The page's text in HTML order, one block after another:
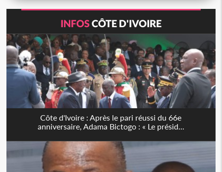
INFOSCÔTE D'IVOIRE
Côte d'Ivoire : Après le pari réussi du 66e
anniversaire, Adama Bictogo : « Le présid...